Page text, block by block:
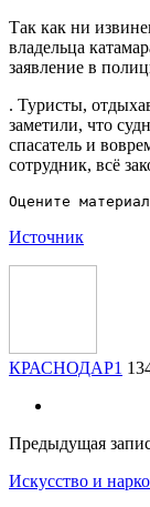
Так как ни
владельца
заявление в
. Туристы,
заметили, что
спасатель и
сотрудник, всё
Источник
КРАСНОДАР1
Предыдущая
Искусство и